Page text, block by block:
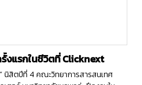
งแรกในชีวิตที่ Clicknext
นิสิตปีที่ 4 คณะวิทยาการสารสนเทศ